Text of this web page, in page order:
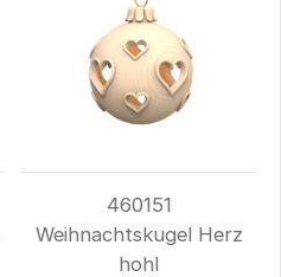
460151
Weihnachtskugel Herz
hohl